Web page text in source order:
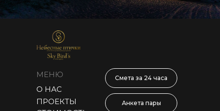
МЕНЮ
О НАС
ПРОЕКТЫ
Анкета пары
Смета за 24 часа